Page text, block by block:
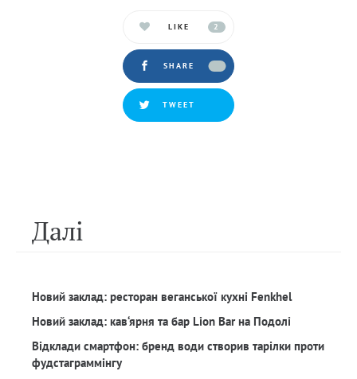
LIKE 2
SHARE
TWEET
Далi
Новий заклад: ресторан веганської кухні Fenkhel
Новий заклад: кав‘ярня та бар Lion Bar на Подолі
Відклади смартфон: бренд води створив тарілки проти
фудстаграммінгу